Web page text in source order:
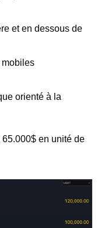
et en dessous de
mobiles
orienté à la
65.000$ en unité de